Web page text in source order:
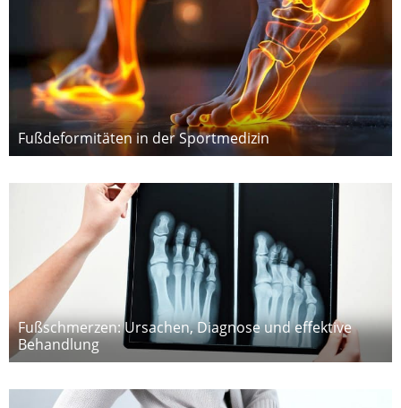
Fußdeformitäten in der Sportmedizin
Fußschmerzen: Ursachen, Diagnose und effektive
Behandlung